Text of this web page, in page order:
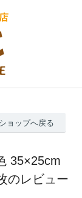
ショップへ戻る
35×25cm
のレビュー